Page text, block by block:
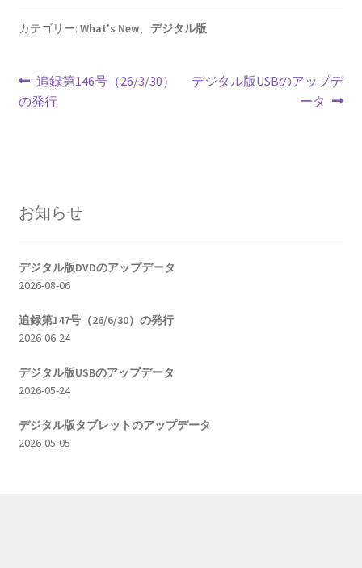
カテゴリー: What's New、 デジタル版
投
稿
ゲ
シ
ョ
ン
前
の
追録第146号（26/3/30）
の発行
次
デジタル版USBのアップデ
ータ
お知らせ
デジタル版DVDのアップデータ
2026-08-06
追録第147号（26/6/30）の発行
2026-06-24
デジタル版USBのアップデータ
2026-05-24
デジタル版タブレットのアップデータ
2026-05-05